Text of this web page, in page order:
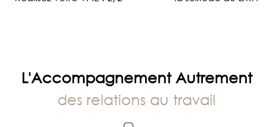
L'Accompagnement Autrement
des relations au travail